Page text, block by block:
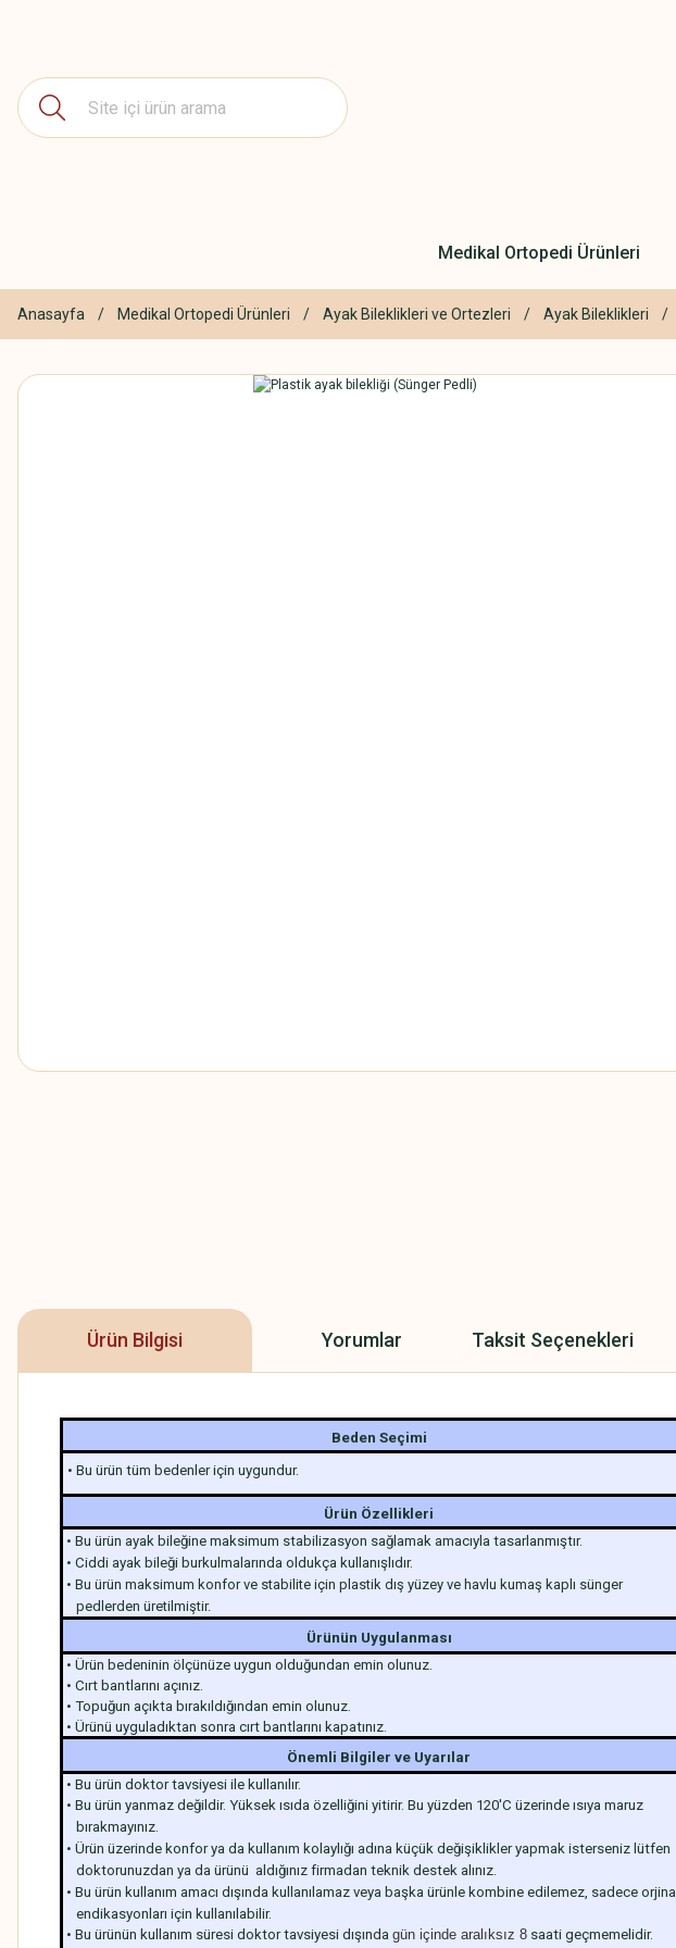
Medikal Ortopedi Ürünleri
Anasayfa Medikal Ortopedi Ürünleri Ayak Bileklikleri ve Ortezleri Ayak Bileklikleri
Ürün Bilgisi Yorumlar Taksit Seçenekleri
Beden Seçimi
• Bu ürün tüm bedenler için uygundur.
Ürün Özellikleri
• Bu ürün ayak bileğine maksimum stabilizasyon sağlamak amacıyla tasarlanmıştır.
• Ciddi ayak bileği burkulmalarında oldukça kullanışlıdır.
• Bu ürün maksimum konfor ve stabilite için plastik dış yüzey ve havlu kumaş kaplı sünger
pedlerden üretilmiştir.
Ürünün Uygulanması
• Ürün bedeninin ölçünüze uygun olduğundan emin olunuz.
• Cırt bantlarını açınız.
• Topuğun açıkta bırakıldığından emin olunuz.
• Ürünü uyguladıktan sonra cırt bantlarını kapatınız.
Önemli Bilgiler ve Uyarılar
• Bu ürün doktor tavsiyesi ile kullanılır.
• Bu ürün yanmaz değildir. Yüksek ısıda özelliğini yitirir. Bu yüzden 120'C üzerinde ısıya maruz
bırakmayınız.
• Ürün üzerinde konfor ya da kullanım kolaylığı adına küçük değişiklikler yapmak isterseniz lütfen
doktorunuzdan ya da ürünü aldığınız firmadan teknik destek alınız.
• Bu ürün kullanım amacı dışında kullanılamaz veya başka ürünle kombine edilemez, sadece orjinal
endikasyonları için kullanılabilir.
• Bu ürünün kullanım süresi doktor tavsiyesi dışında gün içinde aralıksız 8 saati geçmemelidir.